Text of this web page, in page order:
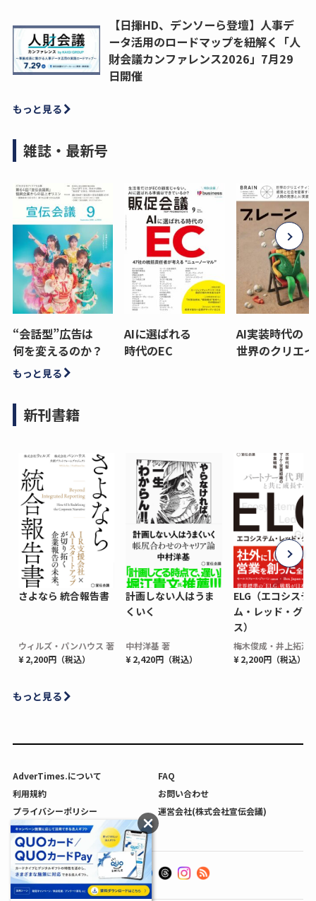
【日揮HD、デンソーら登壇】人事デ
ータ活用のロードマップを紐解く「人
財会議カンファレンス2026」7月29
日開催
もっと見る
雑誌・最新号
“会話型”広告は
何を変えるのか？
AIに選ばれる
時代のEC
AI実装時代の
世界のクリエ
もっと見る
新刊書籍
さよなら 統合報告書
ウィルズ・パンハウス 著
¥ 2,200円（税込）
計画しない人はうま
くいく
中村洋基 著
¥ 2,420円（税込）
ELG（エコシステ
ム・レッド・グロ
ス）
梅木俊成・井上拓海
¥ 2,200円（税込）
もっと見る
AdverTimes.について
FAQ
利用規約
お問い合わせ
プライバシーポリシー
運営会社(株式会社宣伝会議)
利用者情報の外部送信について